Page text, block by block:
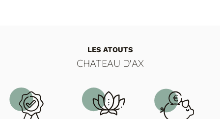
LES ATOUTS
CHATEAU D'AX